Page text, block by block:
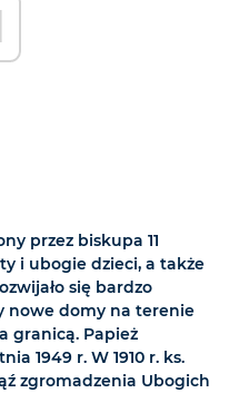
przez biskupa 11
i ubogie dzieci, a także
się bardzo
nowe domy na terenie
granicą. Papież
1949 r. W 1910 r. ks.
zgromadzenia Ubogich